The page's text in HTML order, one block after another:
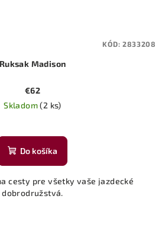
Ruksak Madison
€62
Skladom(2 ks)
hodnotenie
produktu
z
5
Do košíka
cesty pre všetky vaše jazdecké
dobrodružstvá.
KÓD:2833208